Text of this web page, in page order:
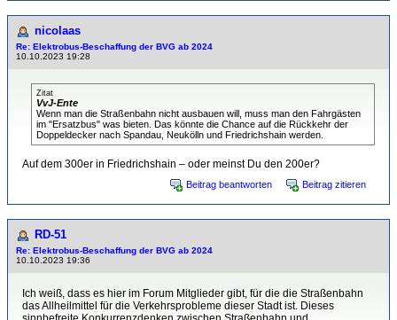
nicolaas
Re: Elektrobus-Beschaffung der BVG ab 2024
10.10.2023 19:28
Zitat
VvJ-Ente
Wenn man die Straßenbahn nicht ausbauen will, muss man den Fahrgästen
im "Ersatzbus" was bieten. Das könnte die Chance auf die Rückkehr der
Doppeldecker nach Spandau, Neukölln und Friedrichshain werden.
Auf dem 300er in Friedrichshain – oder meinst Du den 200er?
Beitrag beantworten Beitrag zitieren
RD-51
Re: Elektrobus-Beschaffung der BVG ab 2024
10.10.2023 19:36
Ich weiß, dass es hier im Forum Mitglieder gibt, für die die Straßenbahn
das Allheilmittel für die Verkehrsprobleme dieser Stadt ist. Dieses